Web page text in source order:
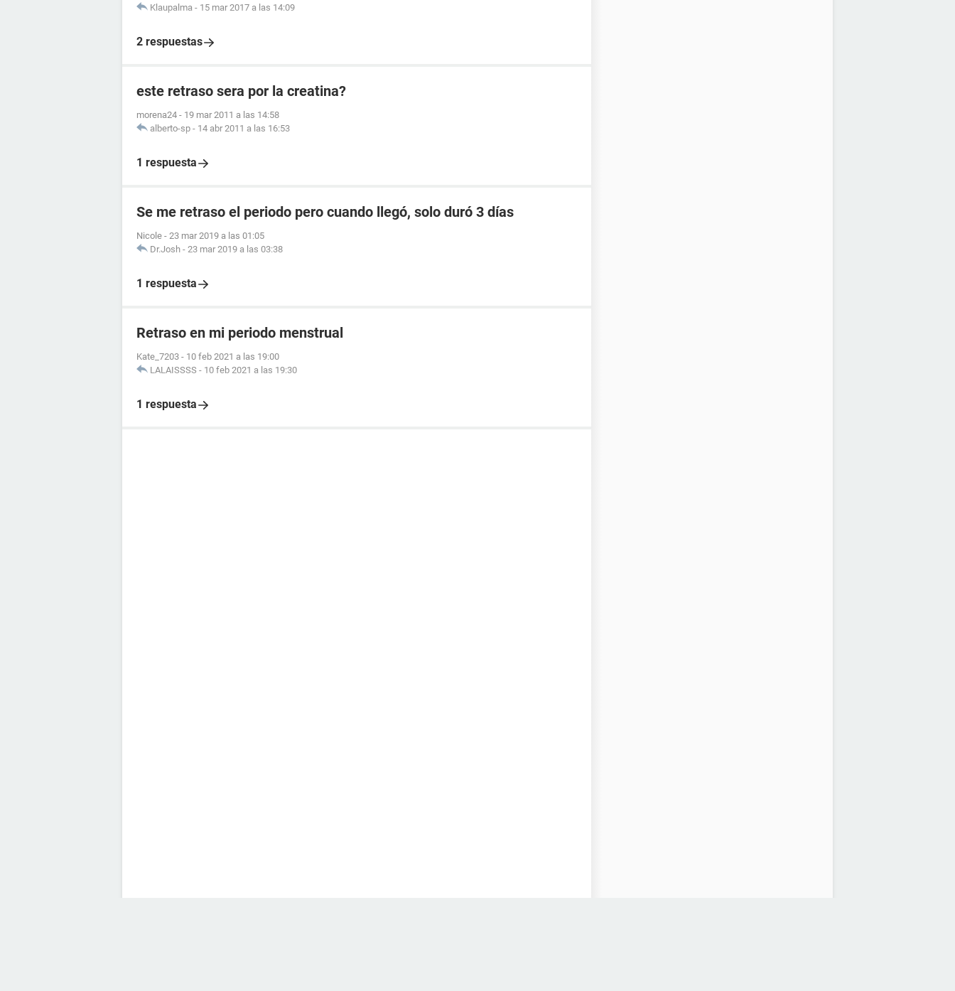
Klaupalma - 15 mar 2017 a las 14:09
2 respuestas
este retraso sera por la creatina?
morena24 - 19 mar 2011 a las 14:58
alberto-sp - 14 abr 2011 a las 16:53
1 respuesta
Se me retraso el periodo pero cuando llegó, solo duró 3 días
Nicole - 23 mar 2019 a las 01:05
Dr.Josh - 23 mar 2019 a las 03:38
1 respuesta
Retraso en mi periodo menstrual
Kate_7203 - 10 feb 2021 a las 19:00
LALAISSSS - 10 feb 2021 a las 19:30
1 respuesta